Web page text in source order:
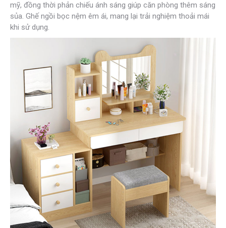
mỹ, đồng thời phản chiếu ánh sáng giúp căn phòng thêm sáng
sủa. Ghế ngồi bọc nệm êm ái, mang lại trải nghiệm thoải mái
khi sử dụng.